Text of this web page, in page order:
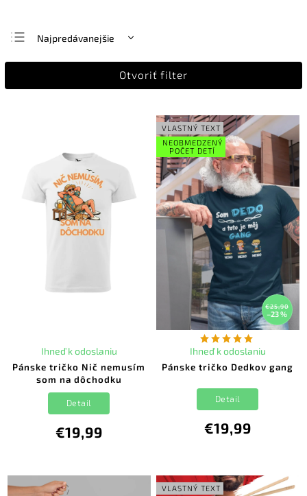
Najpredávanejšie
Najlacnejšie
Otvoriť filter
Pánske tričko Nič nemusím
som na dôchodku
Ihneď k odoslaniu
€19,99
Detail
VLASTNÝ TEXT
NEOBMEDZENÝ
POČET DETÍ
€25,90
–23 %
Pánske tričko Dedkov gang
Ihneď k odoslaniu
€19,99
Detail
VLASTNÝ TEXT